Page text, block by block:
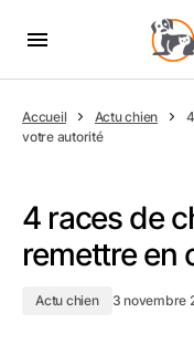
Accueil Actu chien
votre autorité
4 races de
remettre en
Actu chien 3 novembre